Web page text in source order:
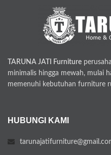
TARUNA JATI Furniture
minimalis hingga mewah, mulai
memenuhi kebutuhan furniture
HUBUNGI KAMI